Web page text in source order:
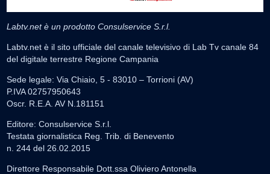
Labtv.net è un prodotto Consulservice S.r.l.
Labtv.net è il sito ufficiale del canale televisivo di Lab Tv canale 84
del digitale terrestre Regione Campania
Sede legale: Via Chiaio, 5 - 83010 – Torrioni (AV)
P.IVA 02757950643
Oscr. R.E.A. AV N.181151
Editore: Consulservice S.r.l.
Testata giornalistica Reg. Trib. di Benevento
n. 244 del 26.02.2015
Direttore Responsabile Dott.ssa Oliviero Antonella